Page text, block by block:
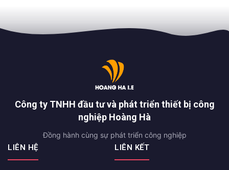
Công ty TNHH đầu tư và phát triển thiết bị công
nghiệp Hoàng Hà
Đồng hành cùng sự phát triển công nghiệp
LIÊN HỆ LIÊN KẾT